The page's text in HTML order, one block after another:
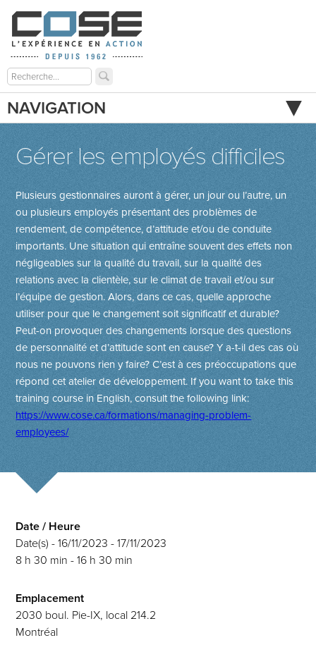
NAVIGATION
Gérer les employés difficiles
Plusieurs gestionnaires auront à gérer, un jour ou l’autre, un
ou plusieurs employés présentant des problèmes de
rendement, de compétence, d’attitude et/ou de conduite
importants. Une situation qui entraîne souvent des effets non
négligeables sur la qualité du travail, sur la qualité des
relations avec la clientèle, sur le climat de travail et/ou sur
l’équipe de gestion. Alors, dans ce cas, quelle approche
utiliser pour que le changement soit significatif et durable?
Peut-on provoquer des changements lorsque des questions
de personnalité et d’attitude sont en cause? Y a-t-il des cas où
nous ne pouvons rien y faire? C’est à ces préoc­cupations que
répond cet atelier de développement. If you want to take this
training course in English, consult the following link:
https://www.cose.ca/formations/managing-problem-
employees/
Date / Heure
Date(s) - 16/11/2023 - 17/11/2023
8 h 30 min - 16 h 30 min
Emplacement
2030 boul. Pie-IX, local 214.2
Montréal